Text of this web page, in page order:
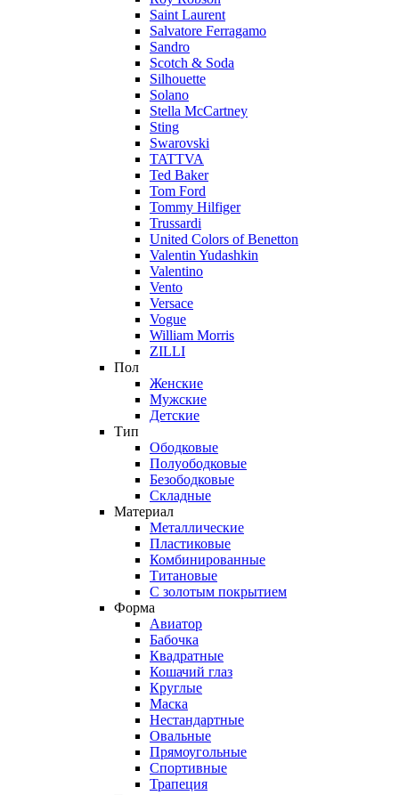
Saint Laurent
Salvatore Ferragamo
Sandro
Scotch & Soda
Silhouette
Solano
Stella McCartney
Sting
Swarovski
TATTVA
Ted Baker
Tom Ford
Tommy Hilfiger
Trussardi
United Colors of Benetton
Valentin Yudashkin
Valentino
Vento
Versace
Vogue
William Morris
ZILLI
Пол
Женские
Мужские
Детские
Тип
Ободковые
Полуободковые
Безободковые
Складные
Материал
Металлические
Пластиковые
Комбинированные
Титановые
С золотым покрытием
Форма
Авиатор
Бабочка
Квадратные
Кошачий глаз
Круглые
Маска
Нестандартные
Овальные
Прямоугольные
Спортивные
Трапеция